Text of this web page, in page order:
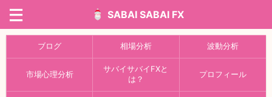
SABAI SABAI FX
ブログ 相場分析 波動分析
市場心理分析
サバイサバイFXと
は？
プロフィール